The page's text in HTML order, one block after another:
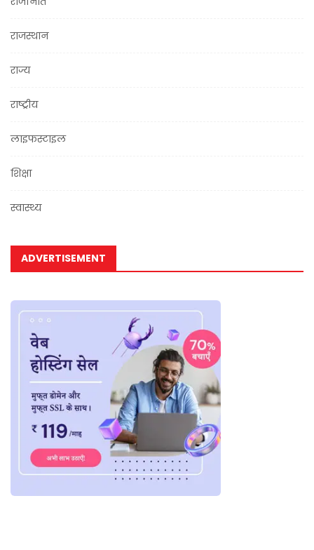
राजस्थान
राज्य
राष्ट्रीय
लाइफस्टाइल
शिक्षा
स्वास्थ्य
ADVERTISEMENT